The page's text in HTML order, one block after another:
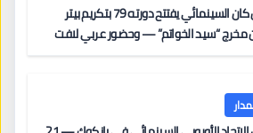
مهرجان كان السينمائي يفتتح دورته 79 بتكريم بيتر
“سيد الخواتم” — وحضور عربي لافت